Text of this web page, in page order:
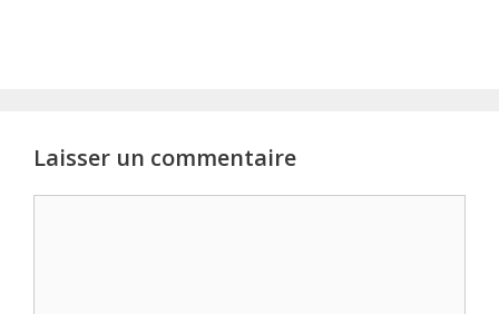
Laisser un commentaire